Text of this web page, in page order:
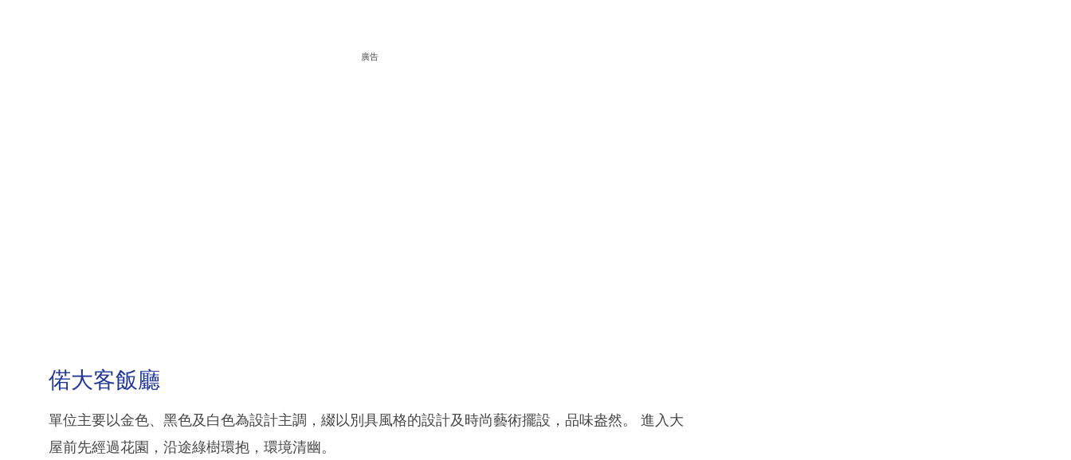
廣告
偌大客飯廳
單位主要以金色、黑色及白色為設計主調，綴以別具風格的設計及時尚藝術擺設，品味盎然。 進入大
屋前先經過花園，沿途綠樹環抱，環境清幽。